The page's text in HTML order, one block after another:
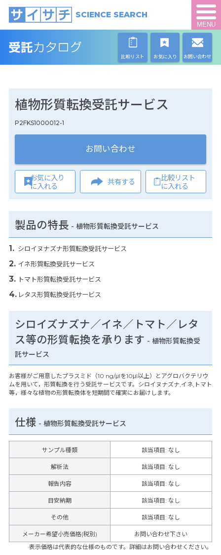
SCIENCE SEARCH
MENU
比較リスト お気に入り お問い合わせ
植物形質転換受託サービス
P2FKS1000012-1
お問い合わせ
お気に入り
に入れる
共有する
比較リスト
に入れる
製品の特長 - 植物形質転換受託サービス
シロイヌナズナ形質転換受託サービス
イネ形質転換受託サービス
トマト形質転換受託サービス
レタス形質転換受託サービス
シロイズナズナ／イネ／トマト／レタ
ス等の形質転換を承ります - 植物形質転換受
託サービス
お客様がご用意したプラスミド（10 ng/μlを10μl以上）とアグロバクテリウ
ムを用いて，形質転換を行う受託サービスです。シロイヌナズナ,イネ,トマト
等，様々な植物の形質転換体を短期間で確実にお届けします。
仕様 - 植物形質転換受託サービス
サンプル種類 該当項目: なし
解析法 該当項目: なし
報告内容 該当項目: なし
目安納期 該当項目: なし
その他 該当項目: なし
メーカー希望小売価格(税別)
お問い合わせ下さい
表示価格は代表的な仕様のものです。詳細はお問い合わせください。